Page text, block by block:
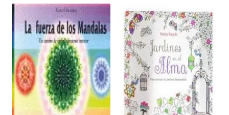
$220.
$187.